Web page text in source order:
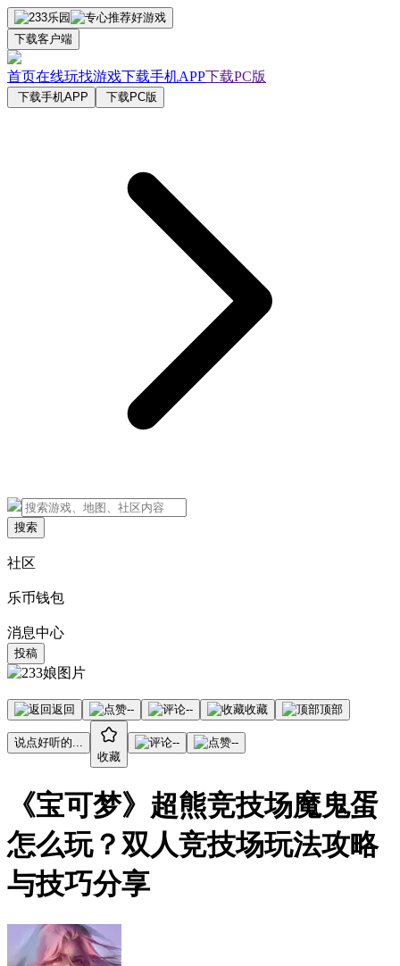
下载客户端
首页在线玩找游戏下载手机APP下载PC版
下载手机APP 下载PC版
搜索
社区
乐币钱包
消息中心
投稿
返回 -- -- 收藏 顶部
说点好听的...
收藏
-- --
《宝可梦》超熊竞技场魔鬼蛋
怎么玩？双人竞技场玩法攻略
与技巧分享